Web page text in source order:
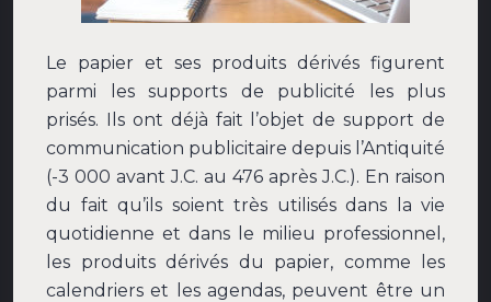
Le papier et ses produits dérivés figurent
parmi les supports de publicité les plus
prisés. Ils ont déjà fait l’objet de support de
communication publicitaire depuis l’Antiquité
(-3 000 avant J.C. au 476 après J.C.). En raison
du fait qu’ils soient très utilisés dans la vie
quotidienne et dans le milieu professionnel,
les produits dérivés du papier, comme les
calendriers et les agendas, peuvent être un